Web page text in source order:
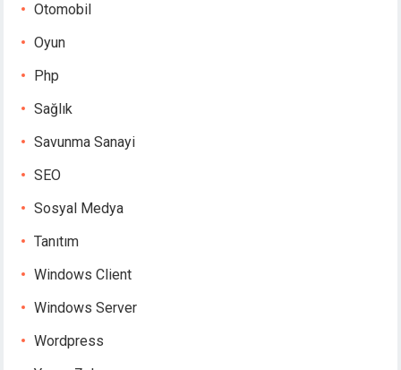
Otomobil
Oyun
Php
Sağlık
Savunma Sanayi
SEO
Sosyal Medya
Tanıtım
Windows Client
Windows Server
Wordpress